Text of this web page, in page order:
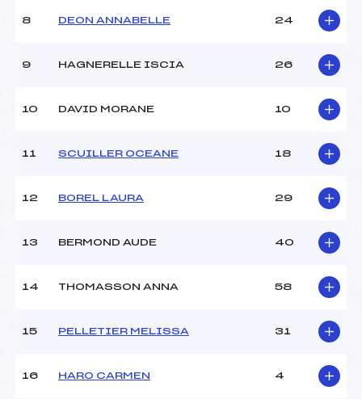
Ouvreurs B :
Neige :
DURE
55
11H45
Ouvreurs A :
ROGER CEDRIC (SA)
Température départ :
8 DEON ANNABELLE 24
9 HAGNERELLE ISCIA 26
10 DAVID MORANE 10
11 SCUILLER OCEANE 18
12 BOREL LAURA 29
13 BERMOND AUDE 40
14 THOMASSON ANNA 58
15 PELLETIER MELISSA 31
16 HARO CARMEN 4